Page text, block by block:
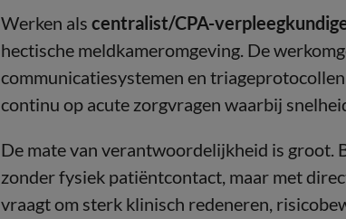
Werken alscentralist/CPA-
hectische meldkameromgeving. De
communicatiesystemen en
continu op acute zorgvragen waarbij
De mate van verantwoordelijkheid is groot.
zonder fysiek patiëntcontact, maar met
vraagt om sterk klinisch redeneren,